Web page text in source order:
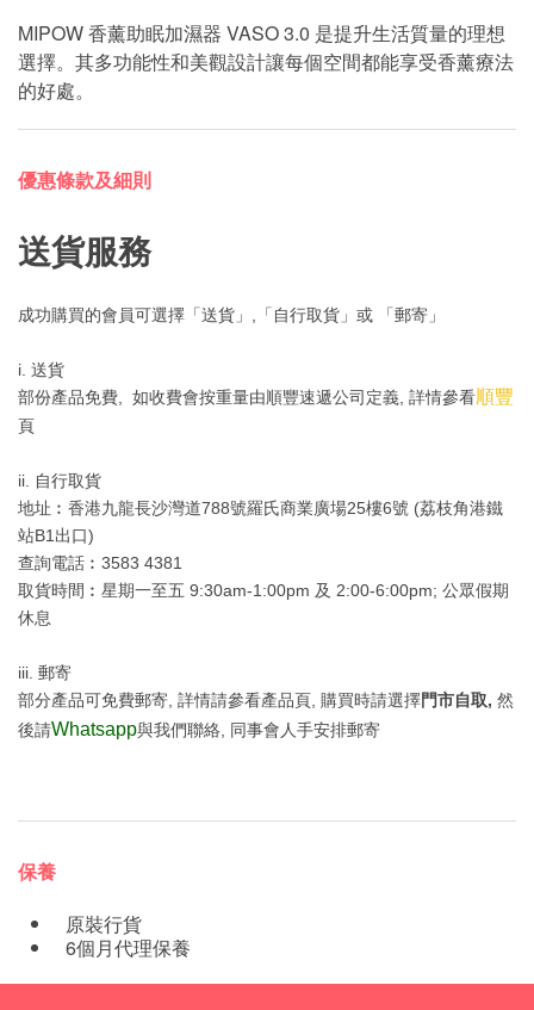
MIPOW 香薰助眠加濕器 VASO 3.0 是提升生活質量的理想
選擇。其多功能性和美觀設計讓每個空間都能享受香薰療法
的好處。
優惠條款及細則
送貨服務
成功購買的會員可選擇「送貨」,「自行取貨」或 「郵寄」
i. 送貨
部份產品免費, 如收費會按重量由順豐速遞公司定義, 詳情參看順豐
頁
ii. 自行取貨
地址︰香港九龍長沙灣道788號羅氏商業廣場25樓6號 (荔枝角港鐵
站B1出口)
查詢電話︰3583 4381
取貨時間︰星期一至五 9:30am-1:00pm 及 2:00-6:00pm; 公眾假期
休息
iii. 郵寄
部分產品可免費郵寄, 詳情請參看產品頁, 購買時請選擇門市自取, 然
後請Whatsapp與我們聯絡, 同事會人手安排郵寄
保養
原裝行貨
6個月代理保養